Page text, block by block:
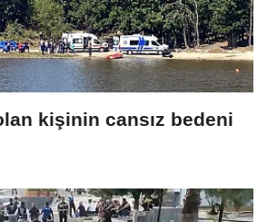
kişinin cansız bedeni